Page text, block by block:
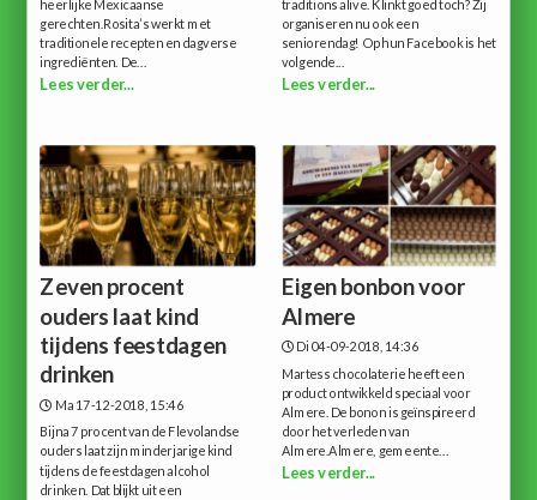
heerlijke Mexicaanse
gerechten.Rosita’s werkt met
traditionele recepten en dagverse
ingrediënten. De...
Lees verder...
traditions alive. Klinkt goed toch? Zij
organiseren nu ook een
seniorendag! Op hun Facebook is het
volgende...
Lees verder...
Zeven procent
ouders laat kind
tijdens feestdagen
drinken
Ma 17-12-2018, 15:46
Bijna 7 procent van de Flevolandse
ouders laat zijn minderjarige kind
tijdens de feestdagen alcohol
drinken. Dat blijkt uit een
Eigen bonbon voor
Almere
Di 04-09-2018, 14:36
Martess chocolaterie heeft een
product ontwikkeld speciaal voor
Almere. De bonon is geïnspireerd
door het verleden van
Almere.Almere, gemeente...
Lees verder...